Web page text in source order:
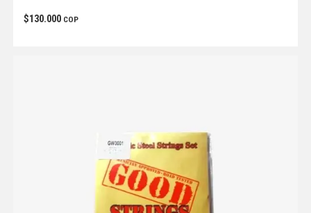
$130.000 COP